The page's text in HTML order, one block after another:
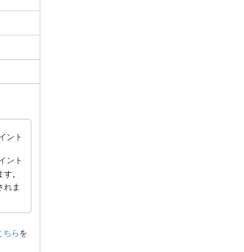
ント
ント
。
れま
ちらを